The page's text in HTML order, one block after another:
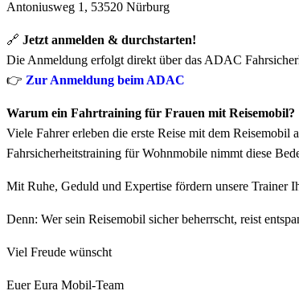
Antoniusweg 1, 53520 Nürburg
🔗 Jetzt anmelden & durchstarten!
Die Anmeldung erfolgt direkt über das ADAC
👉 Zur Anmeldung beim ADAC
Warum ein Fahrtraining für Frauen mit Reisemobil?
Viele Fahrer erleben die erste Reise mit dem
Fahrsicherheitstraining für Wohnmobile nimmt diese
Mit Ruhe, Geduld und Expertise fördern unsere Trainer
Denn: Wer sein Reisemobil sicher beherrscht, reist
Viel Freude wünscht
Euer Eura Mobil-Team